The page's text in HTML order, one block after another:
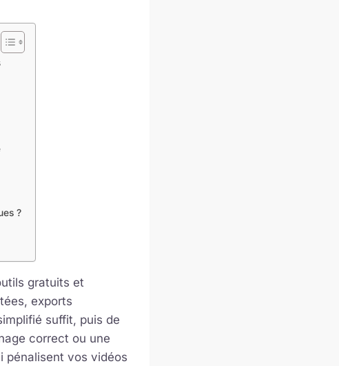
?
gratuits et
exports
suffit, puis de
correct ou une
pénalisent vos vidéos